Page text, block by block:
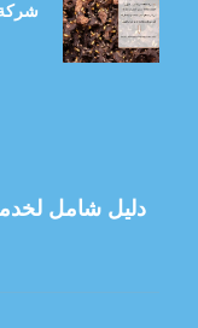
شركة
دليل شامل